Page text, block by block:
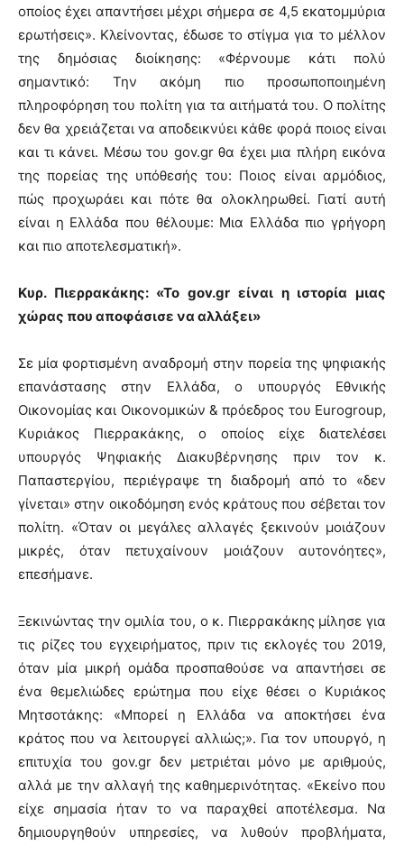
οποίος έχει απαντήσει μέχρι σήμερα σε 4,5 εκατομμύρια
ερωτήσεις». Κλείνοντας, έδωσε το στίγμα για το μέλλον
της δημόσιας διοίκησης: «Φέρνουμε κάτι πολύ
σημαντικό: Την ακόμη πιο προσωποποιημένη
πληροφόρηση του πολίτη για τα αιτήματά του. Ο πολίτης
δεν θα χρειάζεται να αποδεικνύει κάθε φορά ποιος είναι
και τι κάνει. Μέσω του gov.gr θα έχει μια πλήρη εικόνα
της πορείας της υπόθεσής του: Ποιος είναι αρμόδιος,
πώς προχωράει και πότε θα ολοκληρωθεί. Γιατί αυτή
είναι η Ελλάδα που θέλουμε: Μια Ελλάδα πιο γρήγορη
και πιο αποτελεσματική».
Κυρ. Πιερρακάκης: «Το gov.gr είναι η ιστορία μιας
χώρας που αποφάσισε να αλλάξει»
Σε μία φορτισμένη αναδρομή στην πορεία της ψηφιακής
επανάστασης στην Ελλάδα, ο υπουργός Εθνικής
Οικονομίας και Οικονομικών & πρόεδρος του Eurogroup,
Κυριάκος Πιερρακάκης, ο οποίος είχε διατελέσει
υπουργός Ψηφιακής Διακυβέρνησης πριν τον κ.
Παπαστεργίου, περιέγραψε τη διαδρομή από το «δεν
γίνεται» στην οικοδόμηση ενός κράτους που σέβεται τον
πολίτη. «Όταν οι μεγάλες αλλαγές ξεκινούν μοιάζουν
μικρές, όταν πετυχαίνουν μοιάζουν αυτονόητες»,
επεσήμανε.
Ξεκινώντας την ομιλία του, ο κ. Πιερρακάκης μίλησε για
τις ρίζες του εγχειρήματος, πριν τις εκλογές του 2019,
όταν μία μικρή ομάδα προσπαθούσε να απαντήσει σε
ένα θεμελιώδες ερώτημα που είχε θέσει ο Κυριάκος
Μητσοτάκης: «Μπορεί η Ελλάδα να αποκτήσει ένα
κράτος που να λειτουργεί αλλιώς;». Για τον υπουργό, η
επιτυχία του gov.gr δεν μετριέται μόνο με αριθμούς,
αλλά με την αλλαγή της καθημερινότητας. «Εκείνο που
είχε σημασία ήταν το να παραχθεί αποτέλεσμα. Να
δημιουργηθούν υπηρεσίες, να λυθούν προβλήματα,